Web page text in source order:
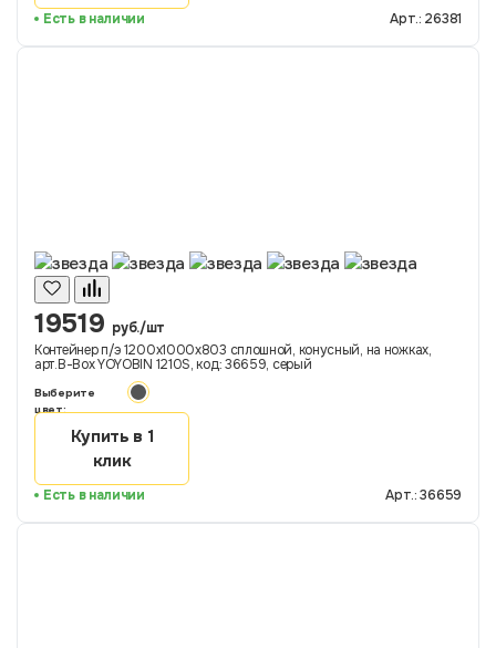
Есть в наличии Арт.: 26381
19519 руб./шт
Контейнер п/э 1200х1000х803 сплошной, конусный, на ножках,
арт.B-Box YOYOBIN 1210S, код: 36659, серый
Выберите
цвет:
Купить в 1
клик
Есть в наличии Арт.: 36659